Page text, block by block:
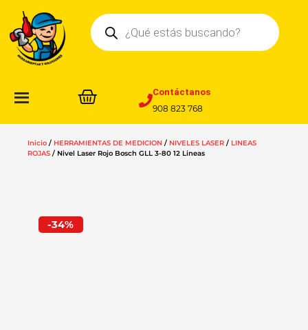
contenido
Búsqueda
de
productos
Contáctanos
908 823 768
Inicio / HERRAMIENTAS DE MEDICION / NIVELES LASER / LINEAS
ROJAS / Nivel Laser Rojo Bosch GLL 3-80 12 Lineas
-34%